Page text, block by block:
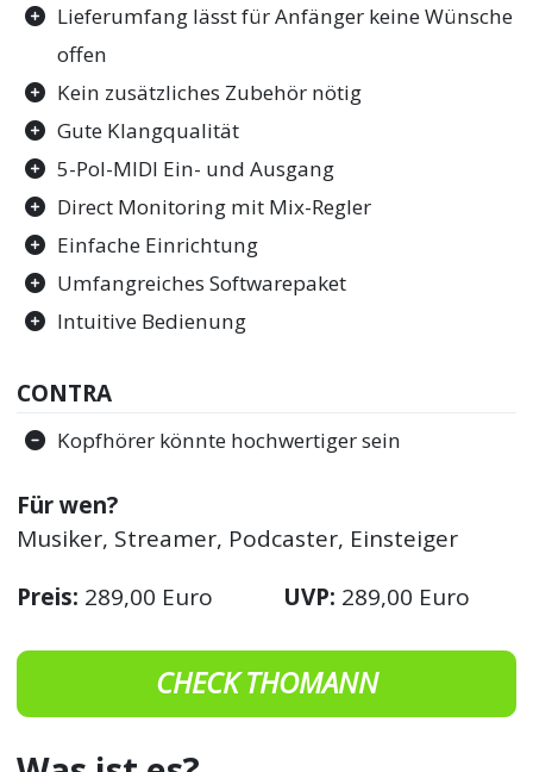
Lieferumfang lässt für Anfänger keine Wünsche
offen
Kein zusätzliches Zubehör nötig
Gute Klangqualität
5-Pol-MIDI Ein- und Ausgang
Direct Monitoring mit Mix-Regler
Einfache Einrichtung
Umfangreiches Softwarepaket
Intuitive Bedienung
CONTRA
Kopfhörer könnte hochwertiger sein
Für wen?
Musiker, Streamer, Podcaster, Einsteiger
Preis: 289,00 Euro UVP: 289,00 Euro
CHECK THOMANN